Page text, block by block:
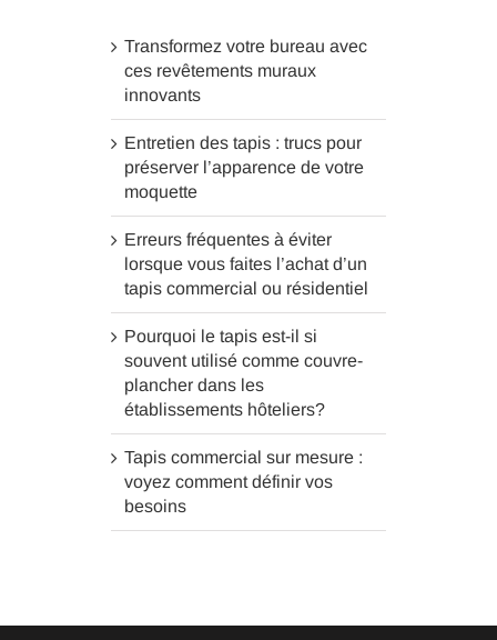
Transformez votre bureau avec
ces revêtements muraux
innovants
Entretien des tapis : trucs pour
préserver l’apparence de votre
moquette
Erreurs fréquentes à éviter
lorsque vous faites l’achat d’un
tapis commercial ou résidentiel
Pourquoi le tapis est-il si
souvent utilisé comme couvre-
plancher dans les
établissements hôteliers?
Tapis commercial sur mesure :
voyez comment définir vos
besoins